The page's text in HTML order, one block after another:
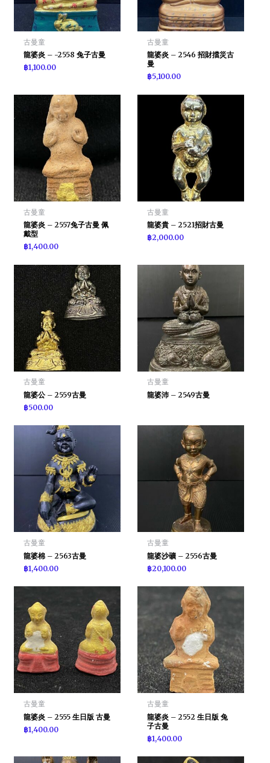
古曼童
龍婆炎 – -2558 兔子古曼
฿1,100.00
古曼童
龍婆炎 – 2546 招財擋災古
曼
฿5,100.00
古曼童
龍婆炎 – 2557兔子古曼 佩
戴型
฿1,400.00
古曼童
龍婆貴 – 2521招財古曼
฿2,000.00
古曼童
龍婆公 – 2559古曼
฿500.00
古曼童
龍婆沛 – 2549古曼
古曼童
龍婆棉 – 2563古曼
฿1,400.00
古曼童
龍婆沙礦 – 2556古曼
฿20,100.00
古曼童
龍婆炎 – 2555 生日版 古曼
฿1,400.00
古曼童
龍婆炎 – 2552 生日版 兔
子古曼
฿1,400.00